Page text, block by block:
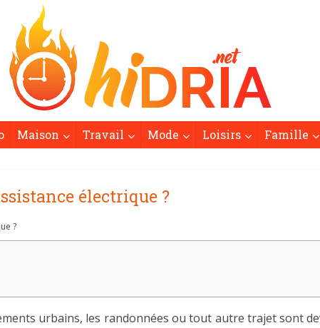
Maison Travail Mode Loisirs Famille
électrique ?
?
urbains, les randonnées ou tout autre trajet sont